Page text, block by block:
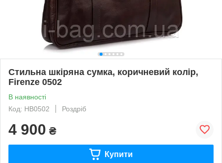
Стильна шкіряна сумка, коричневий колір,
Firenze 0502
В наявності
Код: HB0502
Роздріб
4 900 ₴
Купити